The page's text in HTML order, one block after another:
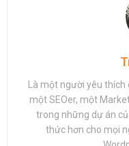
Là một người yêu
một SEOer, một
trong những dự án
thức hơn cho mọi